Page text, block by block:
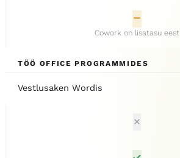
Cowork on lisatasu eest
TÖÖ OFFICE PROGRAMMIDES
Vestlusaken Wordis